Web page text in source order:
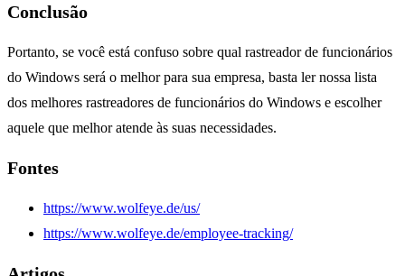
Conclusão
Portanto, se você está confuso sobre qual rastreador de funcionários
do Windows será o melhor para sua empresa, basta ler nossa lista
dos melhores rastreadores de funcionários do Windows e escolher
aquele que melhor atende às suas necessidades.
Fontes
https://www.wolfeye.de/us/
https://www.wolfeye.de/employee-tracking/